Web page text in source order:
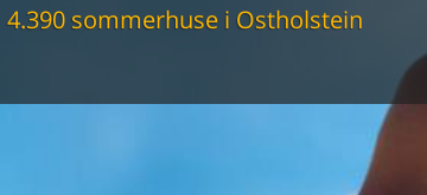
4.390 sommerhuse i Ostholstein